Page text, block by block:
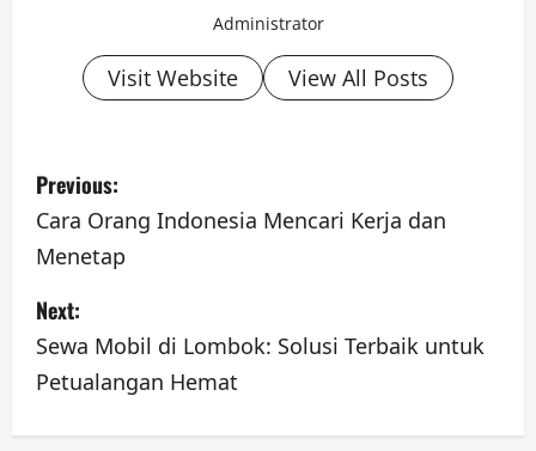
Administrator
Visit Website View All Posts
P
o
s
t
n
a
Previous:
Cara Orang Indonesia Mencari Kerja dan
Menetap
Next:
Sewa Mobil di Lombok: Solusi Terbaik untuk
Petualangan Hemat